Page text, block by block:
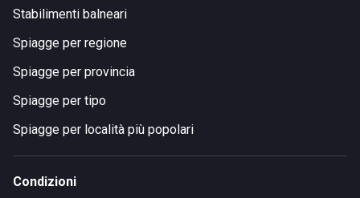
Stabilimenti balneari
Spiagge per regione
Spiagge per provincia
Spiagge per tipo
Spiagge per località più popolari
Condizioni